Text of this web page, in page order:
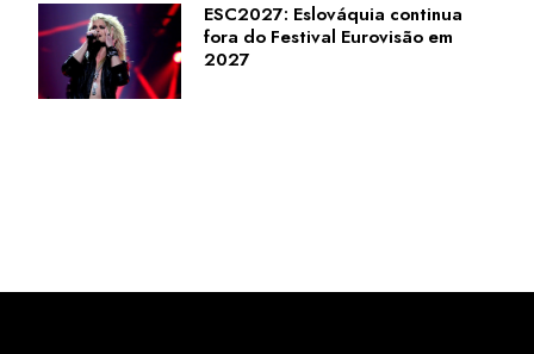
ESC2027: Eslováquia continua
fora do Festival Eurovisão em
2027